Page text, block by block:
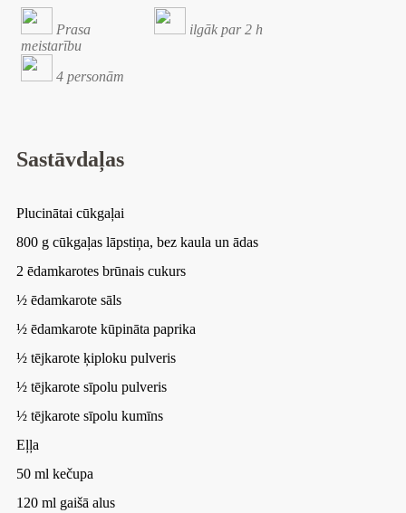
Prasa
meistarību
ilgāk par 2 h
4 personām
Sastāvdaļas
Plucinātai cūkgaļai
800 g cūkgaļas lāpstiņa, bez kaula un ādas
2 ēdamkarotes brūnais cukurs
½ ēdamkarote sāls
½ ēdamkarote kūpināta paprika
½ tējkarote ķiploku pulveris
½ tējkarote sīpolu pulveris
½ tējkarote sīpolu kumīns
Eļļa
50 ml kečupa
120 ml gaišā alus